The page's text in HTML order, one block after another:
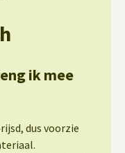
ik mee
dus voorzie